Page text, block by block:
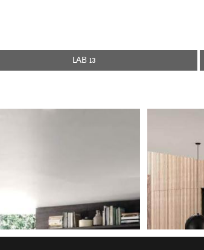
LAB 13